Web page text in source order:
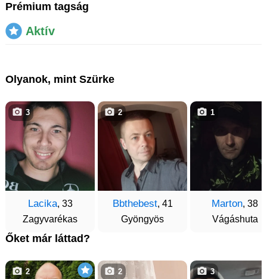
Prémium tagság
Aktív
Olyanok, mint Szürke
Lacika, 33
Zagyvarékas
3
Bbthebest, 41
Gyöngyös
2
Marton, 38
Vágáshuta
1
Őket már láttad?
2 2 3